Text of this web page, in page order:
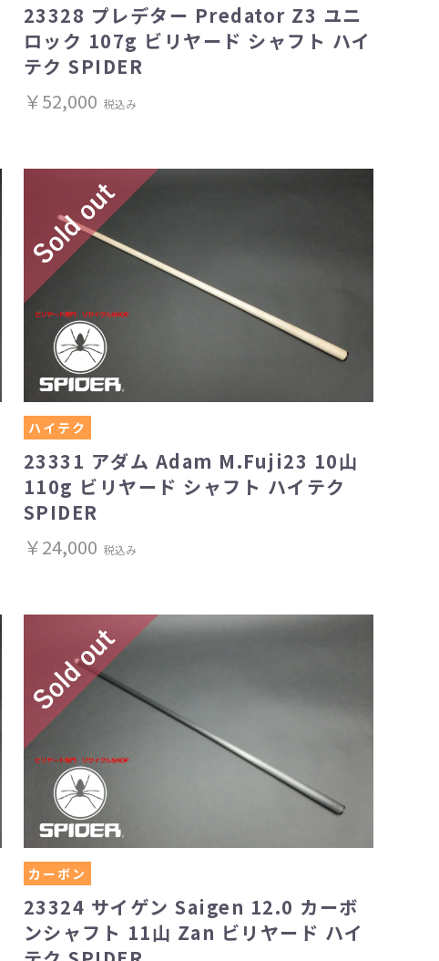
23328 プレデター Predator Z3 ユニ
ロック 107g ビリヤード シャフト ハイ
テク SPIDER
￥52,000 税込み
ハイテク
23331 アダム Adam M.Fuji23 10山
110g ビリヤード シャフト ハイテク
SPIDER
￥24,000 税込み
カーボン
23324 サイゲン Saigen 12.0 カーボ
ンシャフト 11山 Zan ビリヤード ハイ